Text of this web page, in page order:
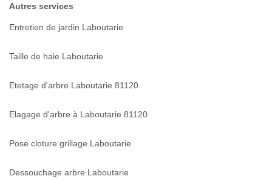
Autres services
Entretien de jardin Laboutarie
Taille de haie Laboutarie
Etetage d'arbre Laboutarie 81120
Elagage d'arbre à Laboutarie 81120
Pose cloture grillage Laboutarie
Dessouchage arbre Laboutarie